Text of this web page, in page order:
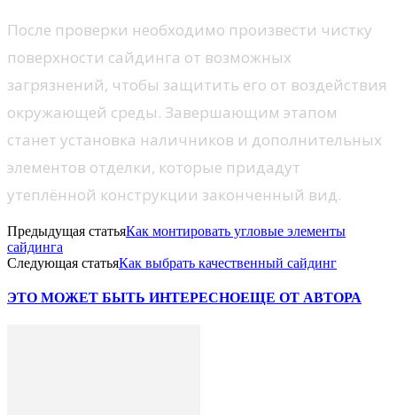
После проверки необходимо произвести чистку
поверхности сайдинга от возможных
загрязнений, чтобы защитить его от воздействия
окружающей среды. Завершающим этапом
станет установка наличников и дополнительных
элементов отделки, которые придадут
утеплённой конструкции законченный вид.
Предыдущая статьяКак монтировать угловые элементы
сайдинга
Следующая статьяКак выбрать качественный сайдинг
ЭТО МОЖЕТ БЫТЬ ИНТЕРЕСНОЕЩЕ ОТ АВТОРА